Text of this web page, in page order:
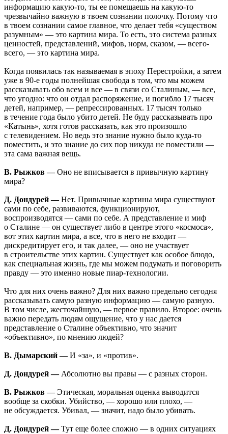
информацию какую-то, ты ее помещаешь на какую-то
чрезвычайно важную в твоем сознании полочку. Потому что
в твоем сознании самое главное, что делает тебя «существом
разумным» — это картина мира. То есть, это система разных
ценностей, представлений, мифов, норм, сказом, — всего-
всего, — это картина мира.
Когда появилась так называемая в эпоху Перестройки, а затем
уже в 90-е годы полнейшая свобода в том, что мы можем
рассказывать обо всем и все — в связи со Сталиным, — все,
что угодно: что он отдал распоряжение, и погибло 17 тысяч
детей, например, — репрессированных. 17 тысяч только
в течение года было убито детей. Не буду рассказывать про
«Катынь», хотя готов рассказать, как это произошло
с телевидением. Но ведь это знание нужно было куда-то
поместить, и это знание до сих пор никуда не поместили —
эта сама важная вещь.
В. Рыжков —Оно не вписывается в привычную картину
мира?
Д. Дондурей —Нет. Привычные картины мира существуют
сами по себе, развиваются, функционируют,
воспроизводятся — сами по себе. А представление и миф
о Сталине — он существует либо в центре этого «космоса»,
вот этих картин мира, а все, что в него не входит —
дискредитирует его, и так далее, — оно не участвует
в строительстве этих картин. Существует как особое блюдо,
как специальная жизнь, где мы можем подумать и поговорить
правду — это именно новые пиар-технологии.
Что для них очень важно? Для них важно предельно сегодня
рассказывать самую разную информацию — самую разную.
В том числе, жесточайшую, — первое правило. Второе: очень
важно передать людям ощущение, что у нас дается
представление о Сталине объективно, что значит
«объективно», по мнению людей?
В. Дымарский —И «за», и «против».
Д. Дондурей —Абсолютно вы правы — с разных сторон.
В. Рыжков —Этическая, моральная оценка выводится
вообще за скобки. Убийство, — хорошо или плохо, —
не обсуждается. Убивал, — значит, надо было убивать.
Д. Дондурей —Тут еще более сложно — в одних ситуациях